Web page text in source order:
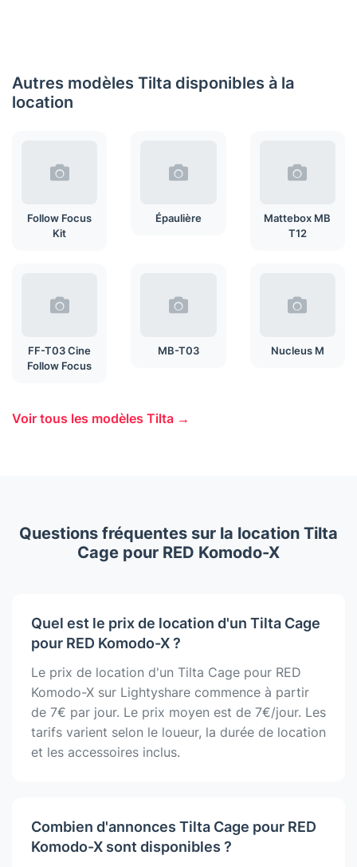
Autres modèles Tilta disponibles à la
location
Follow Focus
Kit
Épaulière
Mattebox MB
T12
FF-T03 Cine
Follow Focus
MB-T03 Nucleus M
Voir tous les modèles Tilta →
Questions fréquentes sur la location Tilta
Cage pour RED Komodo-X
Quel est le prix de location d'un Tilta Cage
pour RED Komodo-X ?
Le prix de location d'un Tilta Cage pour RED
Komodo-X sur Lightyshare commence à partir
de 7€ par jour. Le prix moyen est de 7€/jour. Les
tarifs varient selon le loueur, la durée de location
et les accessoires inclus.
Combien d'annonces Tilta Cage pour RED
Komodo-X sont disponibles ?